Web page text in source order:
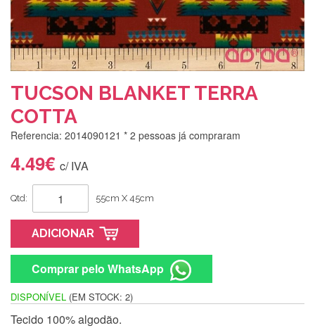
TUCSON BLANKET TERRA
COTTA
Referencia: 2014090121 * 2 pessoas já compraram
4.49€ c/ IVA
Qtd: 55cm X 45cm
ADICIONAR
Comprar pelo WhatsApp
DISPONÍVEL (EM STOCK: 2)
Tecido 100% algodão.